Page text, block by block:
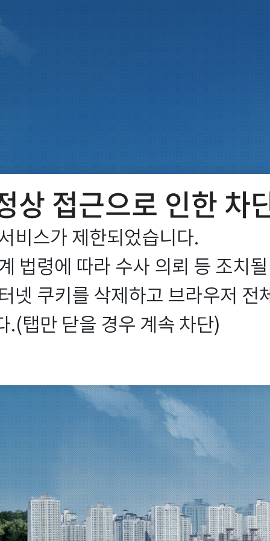
상 접근으로 인한 차
비스가 제한되었습니다.
법령에 따라 수사 의뢰 등 조치
넷 쿠키를 삭제하고 브라우저 전
.(탭만 닫을 경우 계속 차단)